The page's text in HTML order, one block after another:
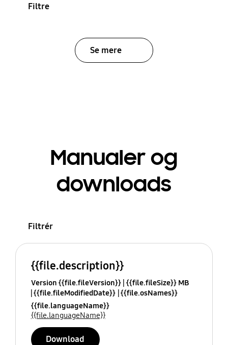
Filtre
Se mere
Manualer og
downloads
Filtrér
{{file.description}}
Version {{file.fileVersion}} {{file.fileSize}} MB
{{file.fileModifiedDate}} {{file.osNames}}
{{file.languageName}}
{{file.languageName}}
Download